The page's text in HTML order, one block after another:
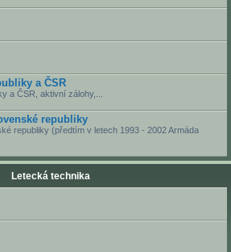
a ČSR
a ČSR, aktivní zálohy,...
republiky
republiky (předtím v letech 1993 - 2002 Armáda
Letecká technika